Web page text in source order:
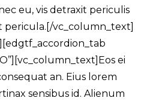
eu, vis detraxit periculis
vc_column_text]
ei
an. Eius lorem
sensibus id. Alienum